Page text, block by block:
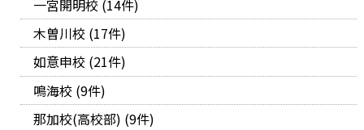
一宮開明校 (14件)
木曽川校 (17件)
如意申校 (21件)
鳴海校 (9件)
那加校(高校部) (9件)